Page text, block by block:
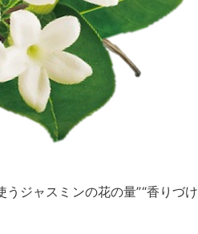
ジャスミンの花の量”“香りづけ